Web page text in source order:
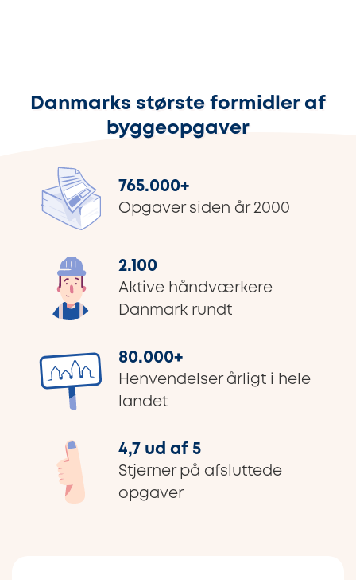
Danmarks største formidler af
byggeopgaver
765.000+
Opgaver siden år 2000
2.100
Aktive håndværkere
Danmark rundt
80.000+
Henvendelser årligt i hele
landet
4,7 ud af 5
Stjerner på afsluttede
opgaver